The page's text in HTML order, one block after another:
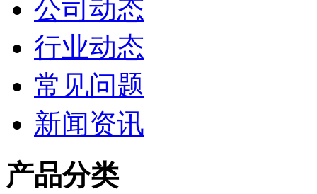
公司动态
行业动态
常见问题
新闻资讯
产品分类